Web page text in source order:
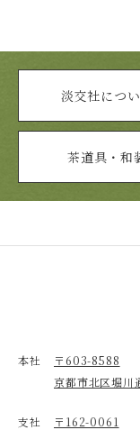
淡交社につ
茶道具・和
本社
〒603-8588
京都市北区堀川
支社
〒162-0061